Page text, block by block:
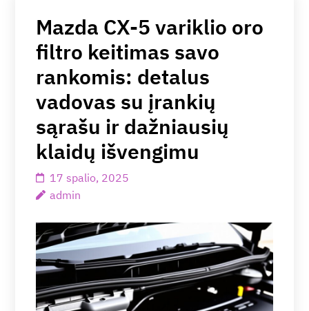
Mazda CX-5 variklio oro
filtro keitimas savo
rankomis: detalus
vadovas su įrankių
sąrašu ir dažniausių
klaidų išvengimu
17 spalio, 2025
admin